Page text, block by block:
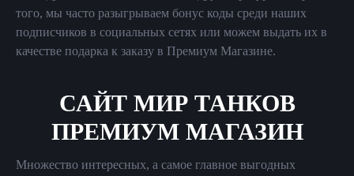
того, мы часто разыгрываем бонус коды среди наших
подписчиков в социальных сетях или можем выдать их в
качестве подарка к заказу в Премиум Магазине.
САЙТ МИР ТАНКОВ
ПРЕМИУМ МАГАЗИН
Множество интересных, а самое главное выгодных